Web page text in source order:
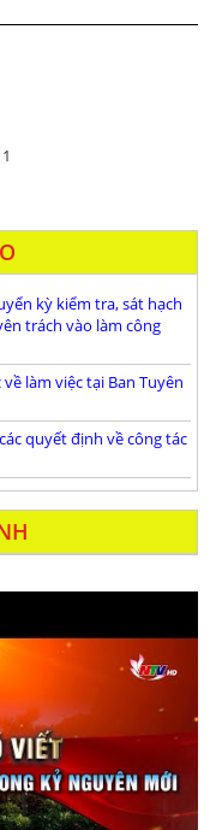
kỳ kiểm tra, sát hạch
trách vào làm công
làm việc tại Ban Tuyên
quyết định về công tác